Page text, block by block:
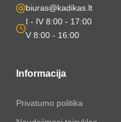
Informacija
Privatumo politika
biuras@kadikas.lt
I - IV 8:00 - 17:00
V 8:00 - 16:00